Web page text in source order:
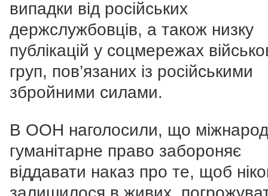
випадки від російських
держслужбовців, а також низку
публікацій у соцмережах
груп, пов’язаних із російськими
збройними силами.
В ООН наголосили, що
гуманітарне право забороняє
віддавати наказ про те, щоб